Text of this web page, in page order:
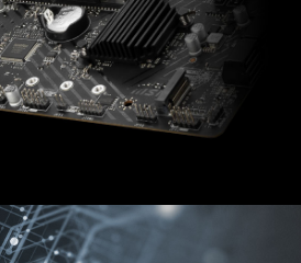
MODO AVANÇADO